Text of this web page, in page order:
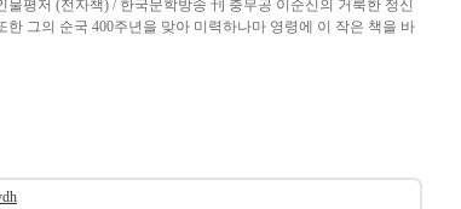
평저 (전자책) / 한국문학방송 刊 충무공 이순신의 거룩한 정신
한 그의 순국 400주년을 맞아 미력하나마 영령에 이 작은 책을 바